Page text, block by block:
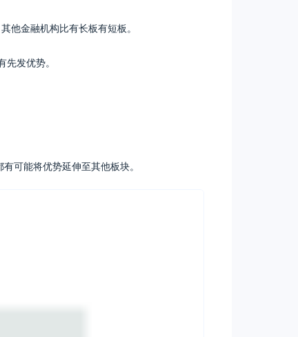
他金融机构比有长板有短板。
发优势。
可能将优势延伸至其他板块。